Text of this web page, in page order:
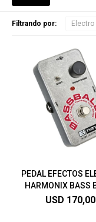
Filtrando por: Electro
PEDAL EFECTOS
HARMONIX BASS
USD 170,00